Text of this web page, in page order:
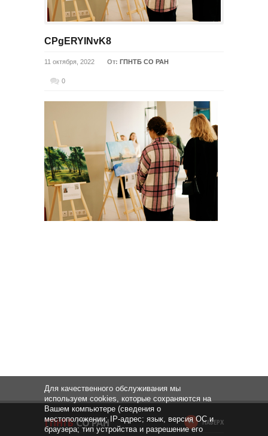
CPgERYINvK8
11 октября, 2022 От: ГПНТБ СО РАН
0
НАВЕРХ
Для качественного обслуживания мы
используем cookies, которые сохраняются на
Вашем компьютере (сведения о
местоположении; IP-адрес; язык, версия ОС и
браузера; тип устройства и разрешение его